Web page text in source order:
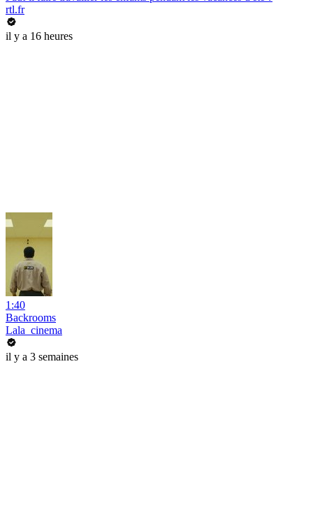
rtl.fr
il y a 16 heures
1:40
Backrooms
Lala_cinema
il y a 3 semaines